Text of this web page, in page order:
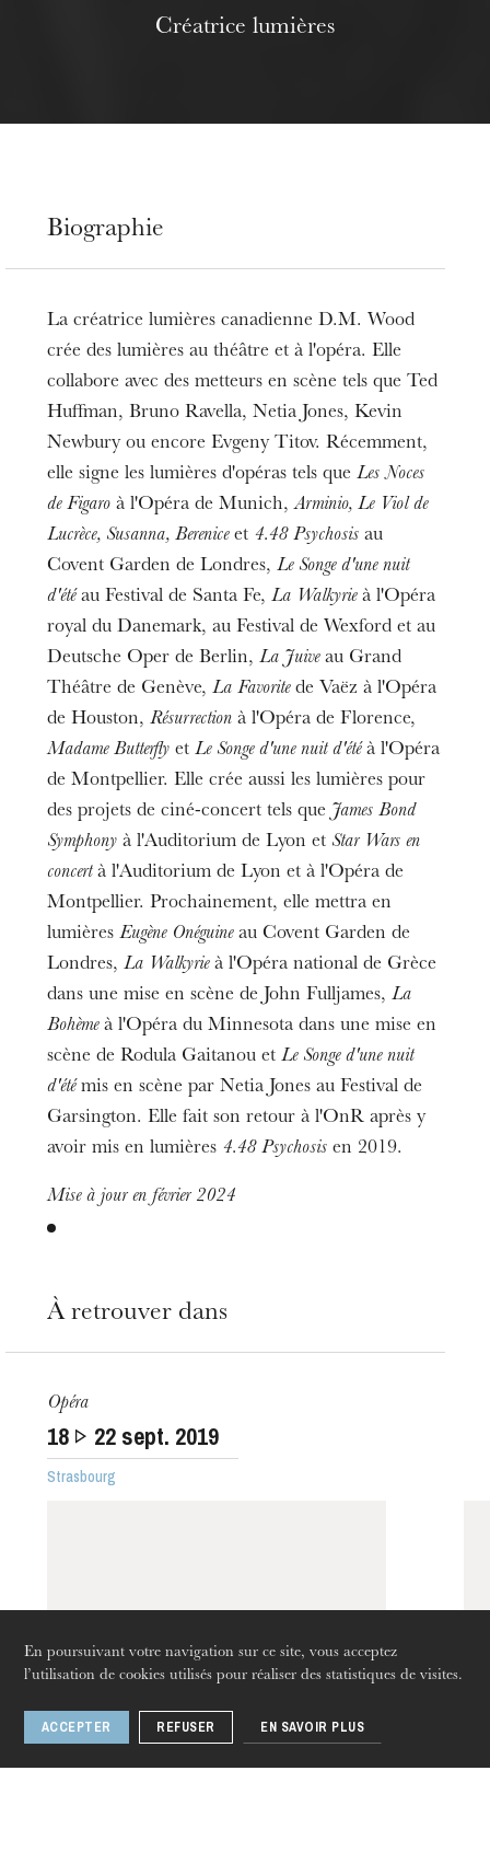
En poursuivant votre navigation sur ce site, vous acceptez
l’utilisation de cookies utilisés pour réaliser des statistiques de visites.
ACCEPTER REFUSER EN SAVOIR PLUS
Visites de l’Opéra de
Créatrice lumières
Biographie
La créatrice lumières canadienne D.M. Wood
crée des lumières au théâtre et à l'opéra. Elle
collabore avec des metteurs en scène tels que Ted
Huffman, Bruno Ravella, Netia Jones, Kevin
Newbury ou encore Evgeny Titov. Récemment,
elle signe les lumières d'opéras tels queLes Noces
de Figaro à l'Opéra de Munich,Arminio, Le Viol de
Lucrèce, Susanna, Bereniceet 4.48 Psychosis au
Covent Garden de Londres,Le Songe d'une nuit
d'étéau Festival de Santa Fe,La Walkyrieà l'Opéra
royal du Danemark, au Festival de Wexford et au
Deutsche Oper de Berlin,La Juiveau Grand
Théâtre de Genève,La Favoritede Vaëz à l'Opéra
de Houston,Résurrection à l'Opéra de Florence,
Madame Butterfly etLe Songe d'une nuit d'étéà l'Opéra
de Montpellier. Elle crée aussi les lumières pour
des projets de ciné-concert tels que James Bond
Symphony à l'Auditorium de Lyon et Star Wars en
concertà l'Auditorium de Lyon et à l'Opéra de
Montpellier. Prochainement, elle mettra en
lumièresEugène Onéguineau Covent Garden de
Londres,La Walkyrieà l'Opéra national de Grèce
dans une mise en scène de John Fulljames,La
Bohèmeà l'Opéra du Minnesota dans une mise en
scène de Rodula Gaitanou etLe Songe d'une nuit
d'étémis en scène par Netia Jones au Festival de
Garsington. Elle fait son retour à l'OnR après y
avoir mis en lumières 4.48 Psychosis en 2019.
Mise à jour en février 2024
À retrouver dans
Opéra
18 22 sept. 2019
Strasbourg